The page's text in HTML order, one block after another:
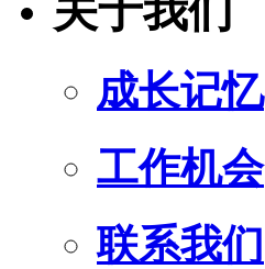
关于我们
成长记忆
工作机会
联系我们